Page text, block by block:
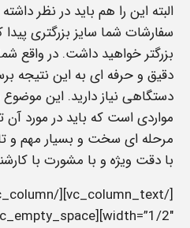
البته این را هم باید در نظر
سفارشات شما سایز بزرگتری پیدا
بزرگتر خواهید داشت. در واقع
دقیق و حرفه ای به این نتیجه
دستگاهی نیاز دارید. این
مواردی است که باید در مورد
مرحله ای سخت و بسیار مهم و
با دقت ویژه و با مشورت با
width=”1/2″][vc_empty_space][vc_column_text]